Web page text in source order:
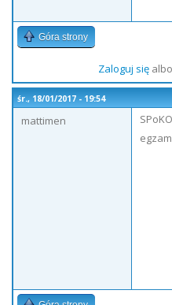
Góra strony
Zaloguj sięalbo
śr., 18/01/2017 - 19:54
mattimen